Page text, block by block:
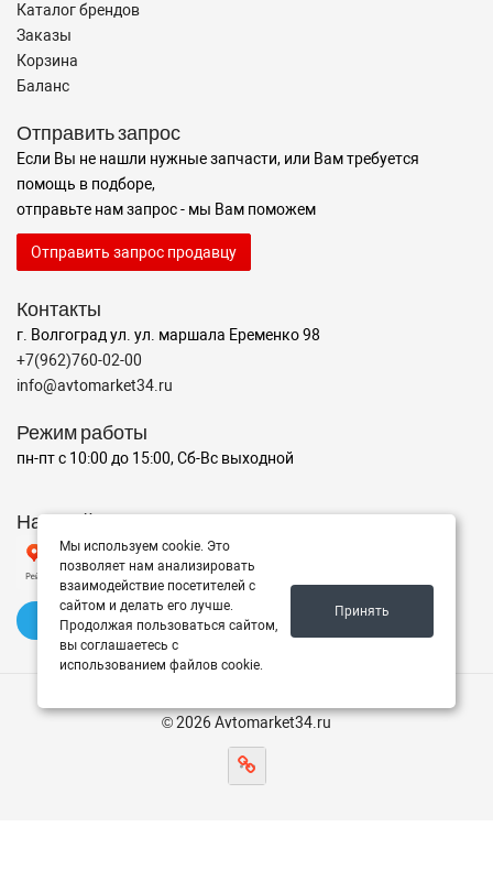
Каталог брендов
Заказы
Корзина
Баланс
Отправить запрос
Если Вы не нашли нужные запчасти, или Вам требуется
помощь в подборе,
отправьте нам запрос - мы Вам поможем
Отправить запрос продавцу
Контакты
г. Волгоград ул. ул. маршала Еременко 98
+7(962)760-02-00
info@avtomarket34.ru
Режим работы
пн-пт с 10:00 до 15:00, Сб-Вс выходной
Наш рейтинг на Яндексе
✍️ Оставить отзыв
© 2026 Avtomarket34.ru
Мы используем cookie. Это
позволяет нам анализировать
взаимодействие посетителей с
сайтом и делать его лучше.
Продолжая пользоваться сайтом,
вы соглашаетесь с
использованием файлов cookie.
Принять